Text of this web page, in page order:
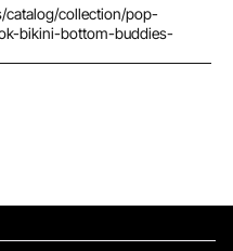
collection/pop-
bikini-bottom-buddies-